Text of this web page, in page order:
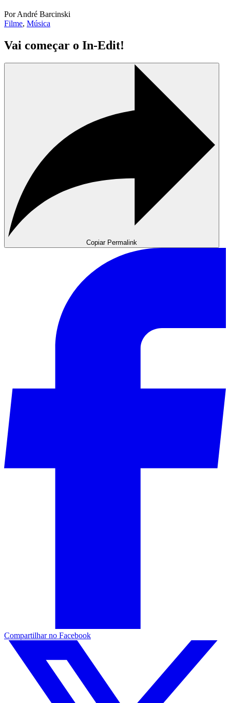
Por André Barcinski
Filme, Música
Vai começar o In-Edit!
Copiar Permalink
Compartilhar no Facebook